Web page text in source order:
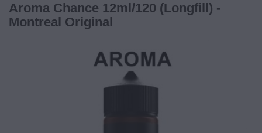
Aroma Chance 12ml/120 (Longfill) -
Montreal Original